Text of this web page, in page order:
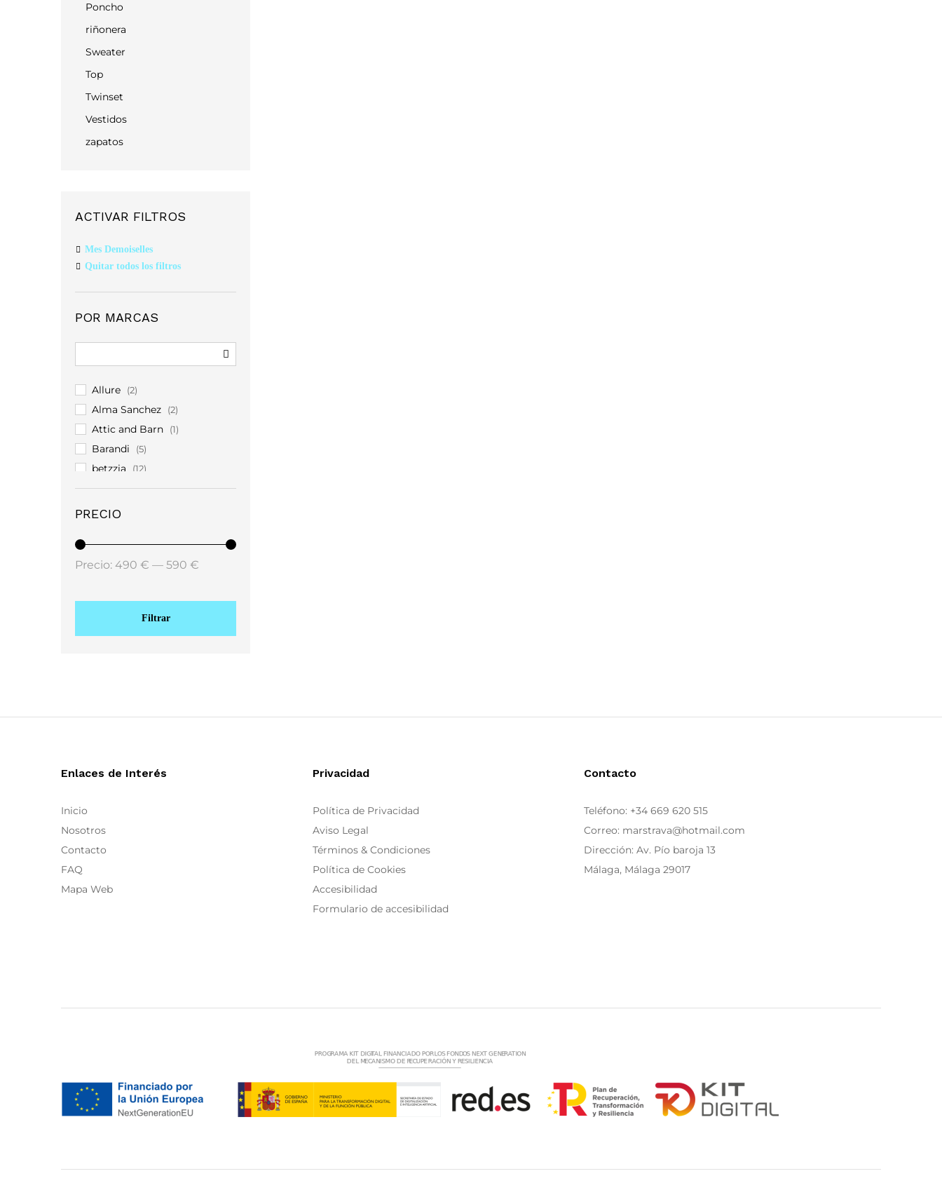
Poncho
riñonera
Sweater
Top
Twinset
Vestidos
zapatos
ACTIVAR FILTROS
Mes Demoiselles
Quitar todos los filtros
POR MARCAS
Allure (2)
Alma Sanchez (2)
Attic and Barn (1)
Barandi (5)
betzzia (12)
Carol Ruiz (3)
Christian Koehlert
coster (7)
Coster Copenhagen (9)
PRECIO
Filtrar
Precio: 490 € — 590 €
Enlaces de Interés
Inicio
Nosotros
Contacto
FAQ
Mapa Web
Privacidad
Política de Privacidad
Aviso Legal
Términos & Condiciones
Política de Cookies
Accesibilidad
Formulario de accesibilidad
Contacto
Teléfono: +34 669 620 515
Correo: marstrava@hotmail.com
Dirección: Av. Pío baroja 13
Málaga, Málaga 29017